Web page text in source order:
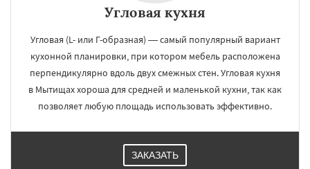
Угловая кухня
Угловая (L- или Г-образная) — самый популярный вариант
кухонной планировки, при котором мебель расположена
перпендикулярно вдоль двух смежных стен. Угловая кухня
в Мытищах хороша для средней и маленькой кухни, так как
позволяет любую площадь использовать эффективно.
ЗАКАЗАТЬ